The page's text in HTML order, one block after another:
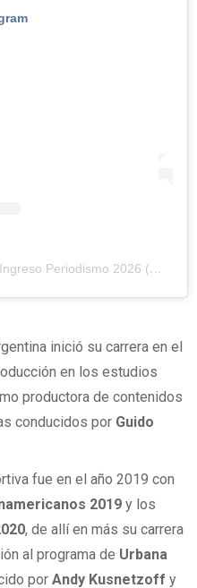
Una publicación compartida de Ingreso Periodismo 2026 (@ingresoperio2026)
inició su carrera en el
en los estudios
productora de contenidos
conducidos por Guido
fue en el año 2019 con
2019 y los
, de allí en más su carrera
al programa de Urbana
por Andy Kusnetzoff y